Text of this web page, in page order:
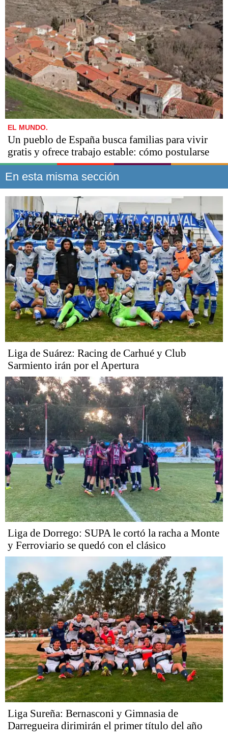
EL MUNDO.
Un pueblo de España busca familias para vivir
gratis y ofrece trabajo estable: cómo postularse
En esta misma sección
Liga de Suárez: Racing de Carhué y Club
Sarmiento irán por el Apertura
Liga de Dorrego: SUPA le cortó la racha a Monte
y Ferroviario se quedó con el clásico
Liga Sureña: Bernasconi y Gimnasia de
Darregueira dirimirán el primer título del año